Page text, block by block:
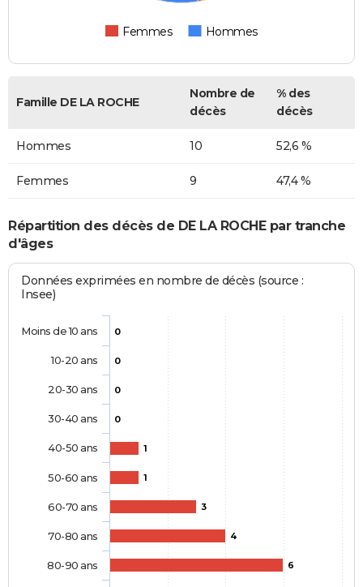
Femmes Hommes
Famille DE LA ROCHE
Nombre de
décès
% des
décès
Hommes 10 52,6 %
Femmes 9 47,4 %
Répartition des décès de DE LA ROCHE par tranche
d'âges
Données exprimées en nombre de décès (source :
Insee)
0
0
0
0
1
1
3
4
6
Moins de 10 ans
10-20 ans
20-30 ans
30-40 ans
40-50 ans
50-60 ans
60-70 ans
70-80 ans
80-90 ans